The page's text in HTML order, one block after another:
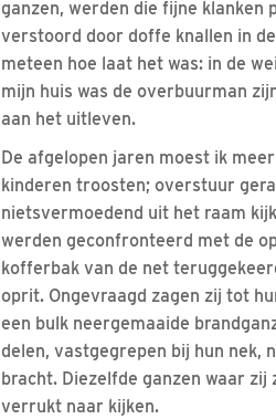
ganzen, werden die fijne klanken
verstoord door doffe knallen in
meteen hoe laat het was: in de
mijn huis was de overbuurman
aan het uitleven.
De afgelopen jaren moest ik
kinderen troosten; overstuur
nietsvermoedend uit het raam
werden geconfronteerd met de
kofferbak van de net
oprit. Ongevraagd zagen zij tot
een bulk neergemaaide
delen, vastgegrepen bij hun nek,
bracht. Diezelfde ganzen waar zij
verrukt naar kijken.